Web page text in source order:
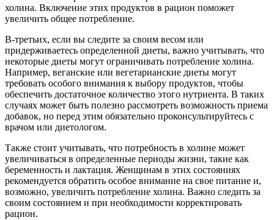
холина. Включение этих продуктов в рацион поможет
увеличить общее потребление.
В-третьих, если вы следите за своим весом или
придерживаетесь определенной диеты, важно учитывать, что
некоторые диеты могут ограничивать потребление холина.
Например, веганские или вегетарианские диеты могут
требовать особого внимания к выбору продуктов, чтобы
обеспечить достаточное количество этого нутриента. В таких
случаях может быть полезно рассмотреть возможность приема
добавок, но перед этим обязательно проконсультируйтесь с
врачом или диетологом.
Также стоит учитывать, что потребность в холине может
увеличиваться в определенные периоды жизни, такие как
беременность и лактация. Женщинам в этих состояниях
рекомендуется обратить особое внимание на свое питание и,
возможно, увеличить потребление холина. Важно следить за
своим состоянием и при необходимости корректировать
рацион.